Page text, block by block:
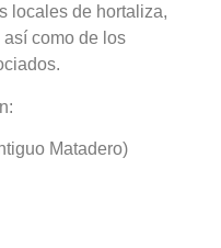
locales de hortaliza,
así como de los
Matadero)